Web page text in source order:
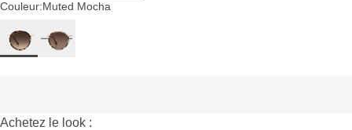
Couleur:Muted Mocha
Achetez le look :